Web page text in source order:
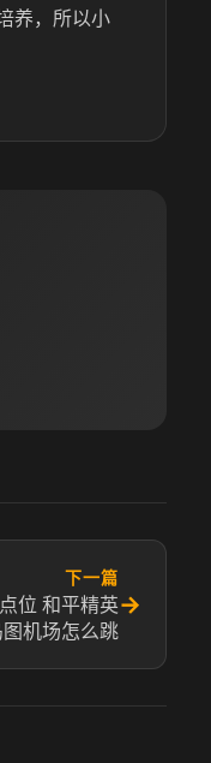
养，所以小
下一篇
位 和平精英
机场怎么跳
→